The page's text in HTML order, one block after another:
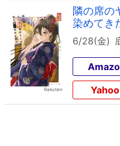
隣の席の
染めてき
6/28(金)